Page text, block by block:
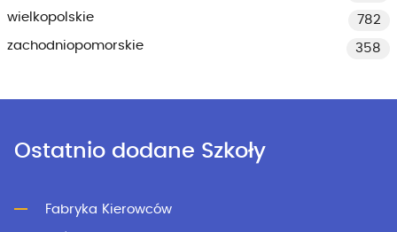
wielkopolskie
782
zachodniopomorskie
358
Ostatnio dodane Szkoły
Fabryka Kierowców